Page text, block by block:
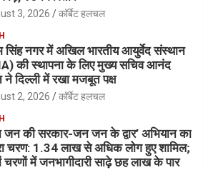
3, 2026 कॉर्बेट हलचल
सिंह नगर में अखिल भारतीय आयुर्वेद संस्थान
की स्थापना के लिए मुख्य सचिव आनंद
ने दिल्ली में रखा मजबूत पक्ष
2, 2026 कॉर्बेट हलचल
जन की सरकार-जन जन के द्वार’ अभियान का
चरण: 1.34 लाख से अधिक लोग हुए शामिल;
चरणों में जनभागीदारी साढ़े छह लाख के पार